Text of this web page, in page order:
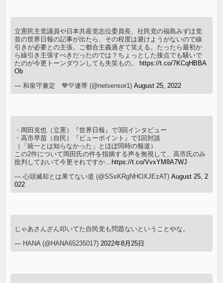
立憲民主党議員や日本共産党志位委員長、社民党の福島みずほ党
首の世界日報の記事が出たら、その程度は避けようがないので線
引きが必要との主張。ご都合主義過ぎて笑える。たったら最初か
ら線引き主張すべきだったのでは？ちょっとした接点でも騒いで
たのが今更トーンダウンしても失笑もの。 https://t.co/7KCqHBBA
Ob
— 和泉守兼定 💙💛連帯 (@netsensor1)August 25, 2022
・岡田克也（立憲）『世界日報』で3回インタビュー
・高市早苗（自民）『ビューポイント』で1回対談
（「統一とは知らなかった」とほぼ同時の報道）
この2件について岡田氏の件を指摘する声を無視して、高市氏のみ
批判しておいて今更それですか… https://t.co/VvxYM8A7WJ
— 心頭滅却とは果てない道 (@SSsKRgNHOXJEzAT)August 25, 2
022
じゃあさんざん叩いてた自民党も問題ないということやな。
— HANA (@HANA65235017) 2022年8月25日